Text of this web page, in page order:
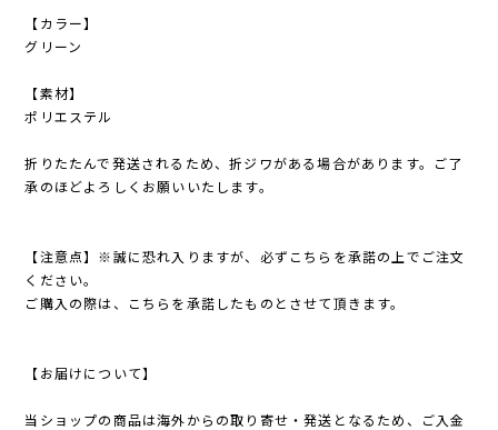
【カラー】
グリーン
【素材】
ポリエステル
折りたたんで発送されるため、折ジワがある場合があります。ご了
承のほどよろしくお願いいたします。
【注意点】※誠に恐れ入りますが、必ずこちらを承諾の上でご注文
ください。
ご購入の際は、こちらを承諾したものとさせて頂きます。
【お届けについて】
当ショップの商品は海外からの取り寄せ・発送となるため、ご入金